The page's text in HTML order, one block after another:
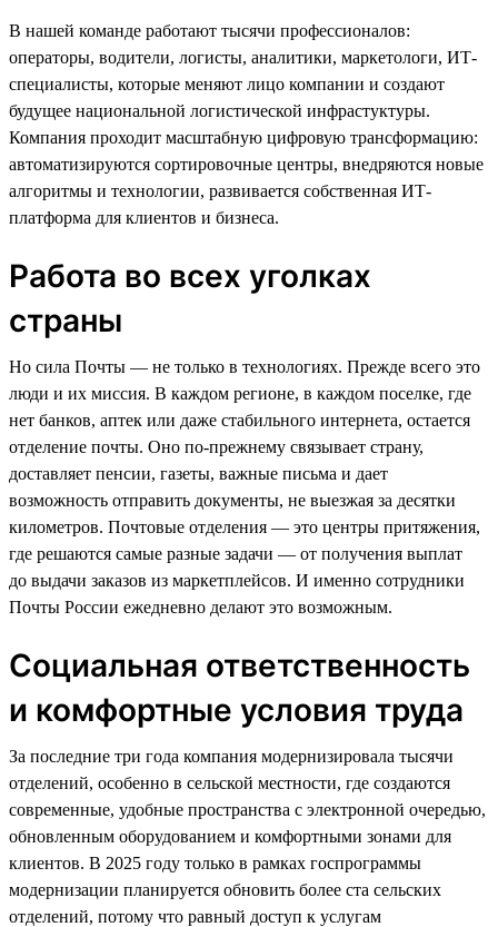
В нашей команде работают тысячи профессионалов:
операторы, водители, логисты, аналитики, маркетологи, ИТ-
специалисты, которые меняют лицо компании и создают
будущее национальной логистической инфрастуктуры.
Компания проходит масштабную цифровую трансформацию:
автоматизируются сортировочные центры, внедряются новые
алгоритмы и технологии, развивается собственная ИТ-
платформа для клиентов и бизнеса.
Работа во всех уголках
страны
Но сила Почты — не только в технологиях. Прежде всего это
люди и их миссия. В каждом регионе, в каждом поселке, где
нет банков, аптек или даже стабильного интернета, остается
отделение почты. Оно по-прежнему связывает страну,
доставляет пенсии, газеты, важные письма и дает
возможность отправить документы, не выезжая за десятки
километров. Почтовые отделения — это центры притяжения,
где решаются самые разные задачи — от получения выплат
до выдачи заказов из маркетплейсов. И именно сотрудники
Почты России ежедневно делают это возможным.
Социальная ответственность
и комфортные условия труда
За последние три года компания модернизировала тысячи
отделений, особенно в сельской местности, где создаются
современные, удобные пространства с электронной очередью,
обновленным оборудованием и комфортными зонами для
клиентов. В 2025 году только в рамках госпрограммы
модернизации планируется обновить более ста сельских
отделений, потому что равный доступ к услугам